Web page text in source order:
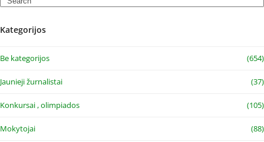
Kategorijos
Be kategorijos (654)
Jaunieji žurnalistai (37)
Konkursai , olimpiados (105)
Mokytojai (88)